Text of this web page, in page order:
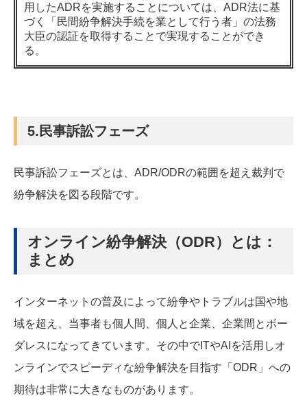
用したADRを実施することについては、ADR法に基
づく「民間紛争解決手続を業として行う者」の法務
大臣の認証を取得することで実現することができ
る。
5.民事訴訟フェーズ
民事訴訟フェーズとは、ADR/ODRの範囲を超え裁判で
紛争解決を図る段階です。
オンライン紛争解決（ODR）とは：
まとめ
インターネットの普及によって紛争やトラブルは国や地
域を超え、当事者も個人間、個人と企業、企業間とボー
ダレスになってきています。その中でITやAIを活用しオ
ンラインでスピーディな紛争解決を目指す「ODR」への
期待は非常に大きなものがあります。